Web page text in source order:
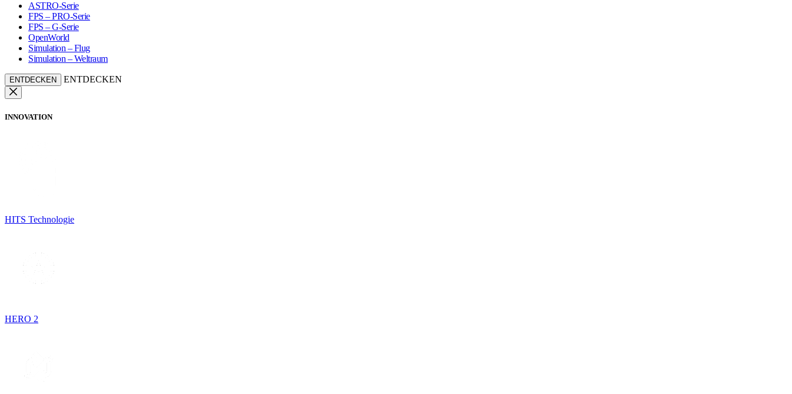
ASTRO-Serie
FPS – PRO-Serie
FPS – G-Serie
OpenWorld
Simulation – Flug
Simulation – Weltraum
ENTDECKEN ENTDECKEN
INNOVATION
HITS Technologie
HERO 2